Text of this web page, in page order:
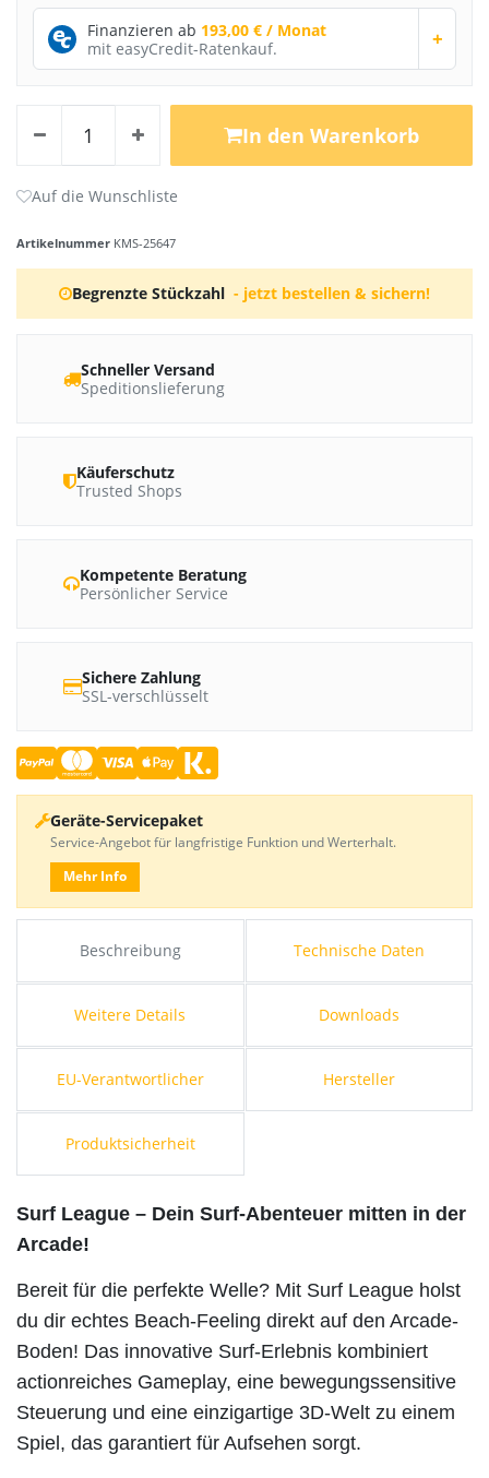
Beschreibung Technische Daten
Weitere Details Downloads
EU-Verantwortlicher Hersteller
Produktsicherheit
Surf League – Dein Surf-Abenteuer mitten in der
Arcade!
Bereit für die perfekte Welle? Mit Surf League holst
du dir echtes Beach-Feeling direkt auf den Arcade-
Boden! Das innovative Surf-Erlebnis kombiniert
actionreiches Gameplay, eine bewegungssensitive
Steuerung und eine einzigartige 3D-Welt zu einem
Spiel, das garantiert für Aufsehen sorgt.
Finanzieren ab 193,00 € / Monat
mit easyCredit-Ratenkauf.
+
In den Warenkorb
Artikelnummer KMS-25647
Begrenzte Stückzahl - jetzt bestellen & sichern!
Schneller Versand
Speditionslieferung
Käuferschutz
Trusted Shops
Kompetente Beratung
Persönlicher Service
Sichere Zahlung
SSL-verschlüsselt
Geräte-Servicepaket
Service-Angebot für langfristige Funktion und Werterhalt.
Mehr Info